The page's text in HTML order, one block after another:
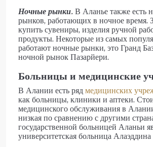
Ночные рынки.В Аланье также есть
рынков, работающих в ночное время.
купить сувениры, изделия ручной
продукты. Некоторые из самых
работают ночные рынки, это Гранд
ночной рынок Пазарйери.
Больницы и медицинские
В Алании есть рядмедицинских
как больницы, клиники и аптеки.
медицинского обслуживания в
низкая по сравнению с другими
государственной больницей Аланьи
университетская больница Алаэддина